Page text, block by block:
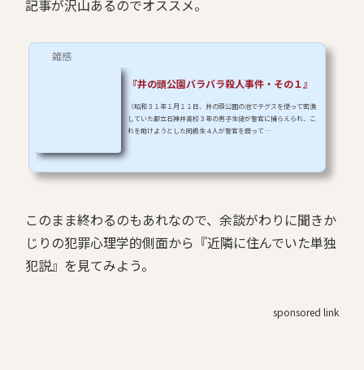
記事が沢山あるのでオススメ。
雑感
『井の頭公園バラバラ殺人事件・その１』
（昭和３１年１月１１日、井の頭公園の池でテグスを使って密漁
していた都立石神井高校３年の男子生徒が警官に捕らえられ、こ
れを助けようとした同級生４人が警官を殴って…
このまま終わるのもあれなので、余談がわりに聞きか
じりの犯罪心理学的側面から『近隣に住んでいた単独
犯説』を見てみよう。
sponsored link